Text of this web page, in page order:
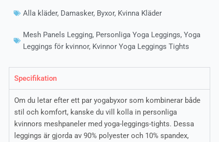
Alla kläder, Damasker, Byxor, Kvinna Kläder
Mesh Panels Legging, Personliga Yoga Leggings, Yoga
Leggings för kvinnor, Kvinnor Yoga Leggings Tights
Specifikation
Om du letar efter ett par yogabyxor som kombinerar både
stil och komfort, kanske du vill kolla in personliga
kvinnors meshpaneler med yoga-leggings-tights. Dessa
leggings är gjorda av 90% polyester och 10% spandex,